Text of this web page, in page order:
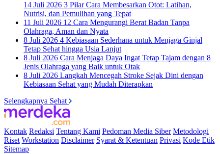
14 Juli 2026 3 Pilar Cara Membesarkan Otot: Latihan,
Nutrisi, dan Pemulihan yang Tepat
11 Juli 2026 12 Cara Mengurangi Berat Badan Tanpa
Olahraga, Aman dan Nyata
8 Juli 2026 4 Kebiasaan Sederhana untuk Menjaga Ginjal
Tetap Sehat hingga Usia Lanjut
8 Juli 2026 Cara Menjaga Daya Ingat Tetap Tajam dengan 8
Jenis Olahraga yang Baik untuk Otak
8 Juli 2026 Langkah Mencegah Stroke Sejak Dini dengan
Kebiasaan Sehat yang Mudah Diterapkan
Selengkapnya Sehat
Kontak Redaksi Tentang Kami Pedoman Media Siber Metodologi
Riset Workstation Disclaimer Syarat & Ketentuan Privasi Kode Etik
Sitemap